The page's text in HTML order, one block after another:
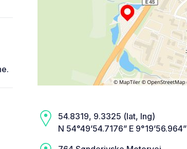
54.8319, 9.3325 (lat, lng)
N 54°49’54.7176” E 9°19’56.964”